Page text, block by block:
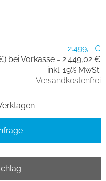
2.499,- €
bei Vorkasse = 2.449,02 €
inkl. 19% MwSt.
Versandkostenfrei